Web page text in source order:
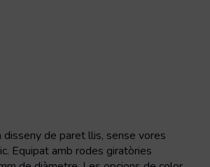
disseny de paret llis, sense vores
Equipat amb rodes giratòries